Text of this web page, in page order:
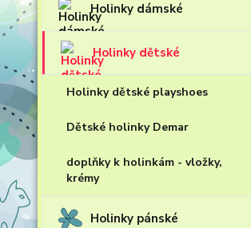
Holinky dámské
Holinky dětské
Holinky dětské playshoes
Dětské holinky Demar
doplňky k holinkám - vložky,
krémy
Holinky pánské